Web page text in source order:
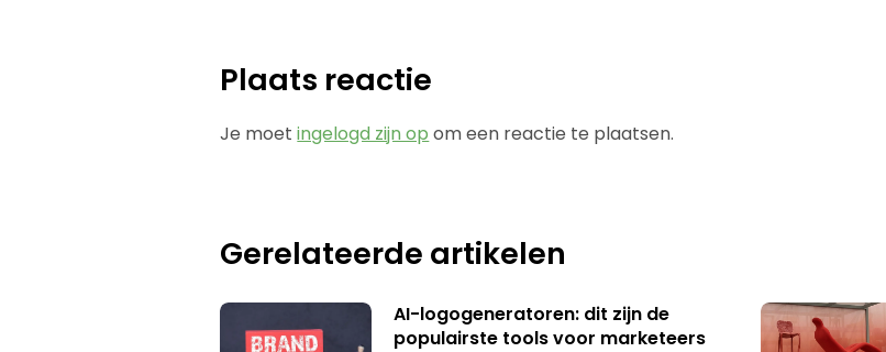
Plaats reactie
Je moetingelogd zijn op om een reactie te plaatsen.
Gerelateerde artikelen
AI-logogeneratoren: dit zijn de
populairste tools voor marketeers